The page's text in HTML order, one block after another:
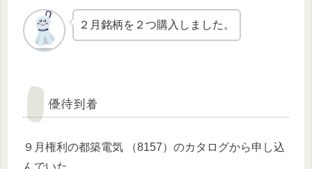
２月銘柄を２つ購入しました。
優待到着
９月権利の都築電気 （8157）のカタログから申し込
んでいた